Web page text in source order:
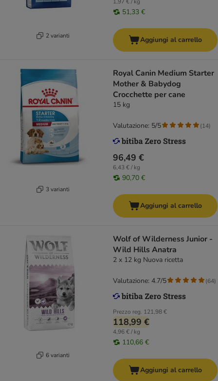
2 varianti
51,33 €
Aggiungi al carrello
3 varianti
Royal Canin Medium Starter
Mother & Babydog
Crocchette per cane
15 kg
96,49 €
6,43 € / kg
90,70 €
Valutazione: 5/5 (14)
Aggiungi al carrello
6 varianti
Wolf of Wilderness Junior -
Wild Hills Anatra
2 x 12 kg Nuova ricetta
Prezzo reg. 121,98 €
118,99 €
4,96 € / kg
110,66 €
Valutazione: 4.7/5 (64)
Aggiungi al carrello